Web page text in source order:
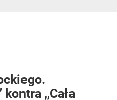
„Cała